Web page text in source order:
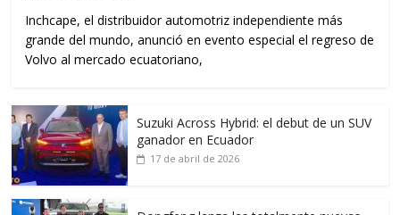
Inchcape, el distribuidor automotriz independiente más
grande del mundo, anunció en evento especial el regreso de
Volvo al mercado ecuatoriano,
Suzuki Across Hybrid: el debut de un SUV
ganador en Ecuador
17 de abril de 2026